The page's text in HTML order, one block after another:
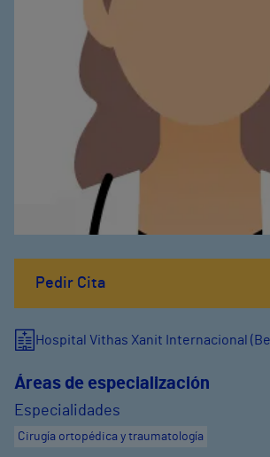
Pedir Cita
Hospital Vithas Xanit Internacional
Áreas de especialización
Especialidades
Cirugía ortopédica y traumatología